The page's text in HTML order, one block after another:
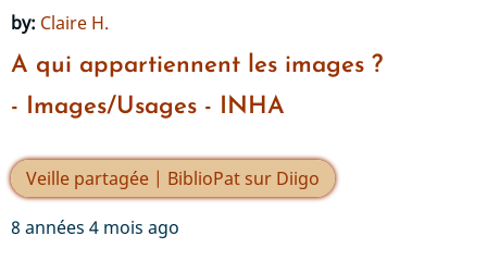
by: Claire H.
A qui appartiennent les images ?
- Images/Usages - INHA
Veille partagée | BiblioPat sur Diigo
8 années 4 mois ago